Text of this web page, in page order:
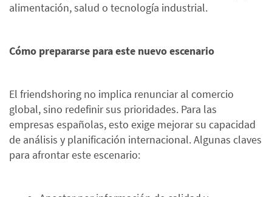
alimentación, salud o tecnología industrial.
Cómo prepararse para este nuevo escenario
El friendshoring no implica renunciar al comercio
global, sino redefinir sus prioridades. Para las
empresas españolas, esto exige mejorar su capacidad
de análisis y planificación internacional. Algunas claves
para afrontar este escenario: